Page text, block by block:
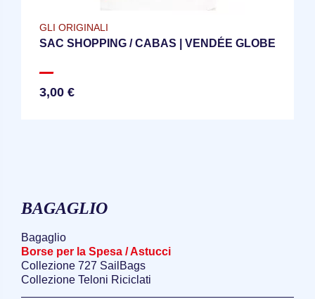
GLI ORIGINALI
SAC SHOPPING / CABAS | VENDÉE GLOBE
3,00 €
BAGAGLIO
Bagaglio
Borse per la Spesa / Astucci
Collezione 727 SailBags
Collezione Teloni Riciclati